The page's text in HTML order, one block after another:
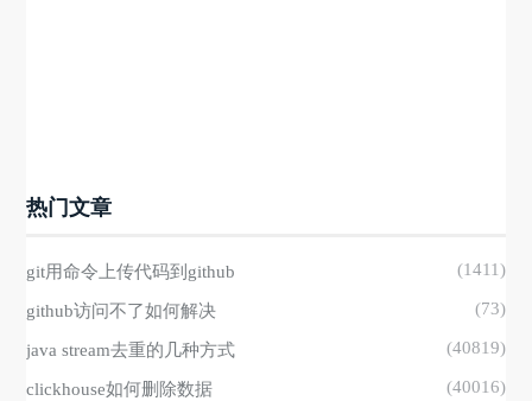
热门文章
git用命令上传代码到github (1411)
github访问不了如何解决 (73)
java stream去重的几种方式 (40819)
clickhouse如何删除数据 (40016)